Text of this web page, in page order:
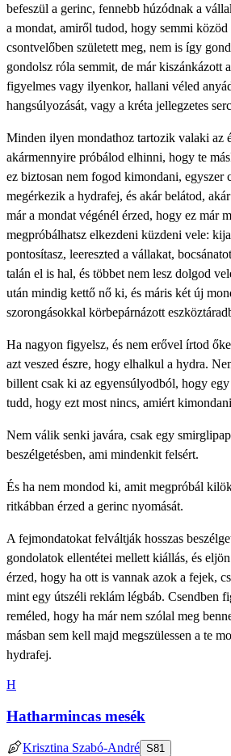
befeszül a gerinc, fennebb húzódnak a
a mondat, amiről tudod, hogy semmi közöd
csontvelőben született meg, nem is így
gondolsz róla semmit, de már kiszánkázott
figyelmes vagy ilyenkor, hallani véled
hangsúlyozását, vagy a kréta jellegzetes
Minden ilyen mondathoz tartozik valaki az
akármennyire próbálod elhinni, hogy te
ez biztosan nem fogod kimondani, egyszer
megérkezik a hydrafej, és akár belátod,
már a mondat végénél érzed, hogy ez már
megpróbálhatsz elkezdeni küzdeni vele:
pontosítasz, leereszted a vállakat,
talán el is hal, és többet nem lesz dolgod
után mindig kettő nő ki, és máris két új
szorongásokkal körbepárnázott
Ha nagyon figyelsz, és nem erővel írtod
azt veszed észre, hogy elhalkul a hydra.
billent csak ki az egyensúlyodból, hogy
tudd, hogy ezt most nincs, amiért
Nem válik senki javára, csak egy
beszélgetésben, ami mindenkit felsért.
És ha nem mondod ki, amit megpróbál
ritkábban érzed a gerinc nyomását.
A fejmondatokat felváltják hosszas
gondolatok ellentétei mellett kiállás, és
érzed, hogy ha ott is vannak azok a fejek,
mint egy útszéli reklám légbáb. Csendben
reméled, hogy ha már nem szólal meg
másban sem kell majd megszülessen a te
hydrafej.
H
Hatharmincas mesék
Krisztina Szabó-André S81